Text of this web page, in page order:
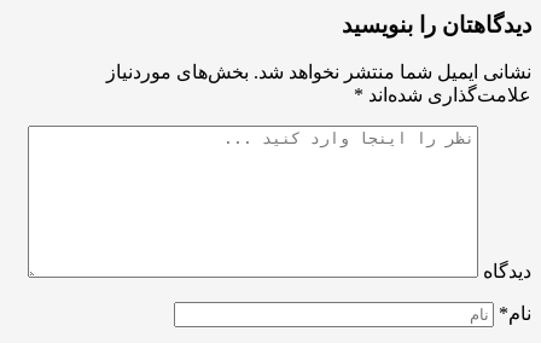
را بنویسید
ایمیل شما منتشر نخواهد شد. بخش‌های موردنیاز
شده‌اند*